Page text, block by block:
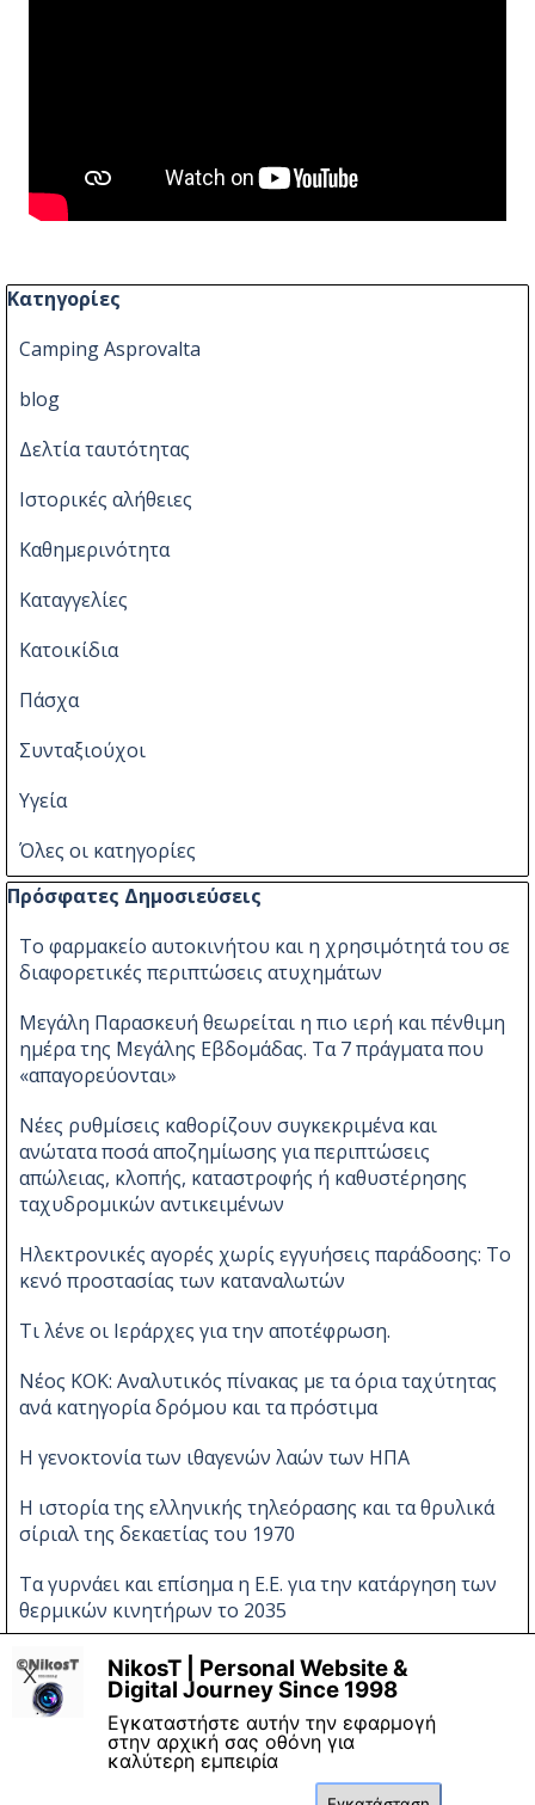
Παράλειψη μπλόκ Κατηγορίες
Κατηγορίες
Camping Asprovalta
blog
Δελτία ταυτότητας
Ιστορικές αλήθειες
Καθημερινότητα
Καταγγελίες
Κατοικίδια
Πάσχα
Συνταξιούχοι
Υγεία
Όλες οι κατηγορίες
Παράλειψη μπλόκ Πρόσφατες Δημοσιεύσεις
Πρόσφατες Δημοσιεύσεις
Το φαρμακείο αυτοκινήτου και η χρησιμότητά του σε
διαφορετικές περιπτώσεις ατυχημάτων
Μεγάλη Παρασκευή θεωρείται η πιο ιερή και πένθιμη
ημέρα της Μεγάλης Εβδομάδας. Τα 7 πράγματα που
«απαγορεύονται»
Νέες ρυθμίσεις καθορίζουν συγκεκριμένα και
ανώτατα ποσά αποζημίωσης για περιπτώσεις
απώλειας, κλοπής, καταστροφής ή καθυστέρησης
ταχυδρομικών αντικειμένων
Ηλεκτρονικές αγορές χωρίς εγγυήσεις παράδοσης: Το
κενό προστασίας των καταναλωτών
Τι λένε οι Ιεράρχες για την αποτέφρωση.
Νέος ΚΟΚ: Αναλυτικός πίνακας με τα όρια ταχύτητας
ανά κατηγορία δρόμου και τα πρόστιμα
Η γενοκτονία των ιθαγενών λαών των ΗΠΑ
Η ιστορία της ελληνικής τηλεόρασης και τα θρυλικά
σίριαλ της δεκαετίας του 1970
Τα γυρνάει και επίσημα η Ε.Ε. για την κατάργηση των
θερμικών κινητήρων το 2035
Νέες αλλαγές στον ΚΟΚ
NikosT | Personal Website &
Digital Journey Since 1998
Εγκαταστήστε αυτήν την εφαρμογή
στην αρχική σας οθόνη για
καλύτερη εμπειρία
X